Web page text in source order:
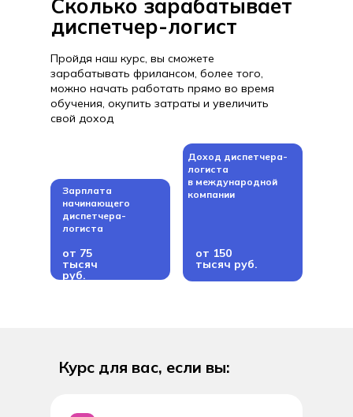
Сколько зарабатывает
диспетчер-логист
Зарплата
начинающего
диспетчера-
логиста
от 75
тысяч
руб.
Доход диспетчера-
логиста
в международной
компании
от 150
тысяч руб.
Пройдя наш курс, вы сможете
зарабатывать фрилансом, более того,
можно начать работать прямо во время
обучения, окупить затраты и увеличить
свой доход
Курс для вас, если вы: